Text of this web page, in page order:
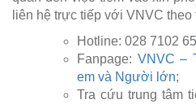
liên hệ trực tiếp với VNVC theo
Hotline: 028 7102
Fanpage: VNVC –
em và Người lớn;
Tra cứu trung tâm